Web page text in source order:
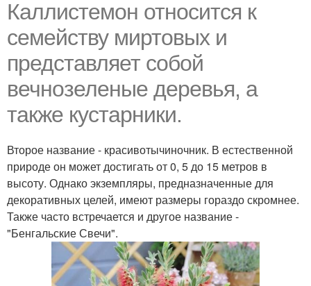
Каллистемон относится к
семейству миртовых и
представляет собой
вечнозеленые деревья, а
также кустарники.
Второе название - красивотычиночник. В естественной
природе он может достигать от 0, 5 до 15 метров в
высоту. Однако экземпляры, предназначенные для
декоративных целей, имеют размеры гораздо скромнее.
Также часто встречается и другое название -
"Бенгальские Свечи".